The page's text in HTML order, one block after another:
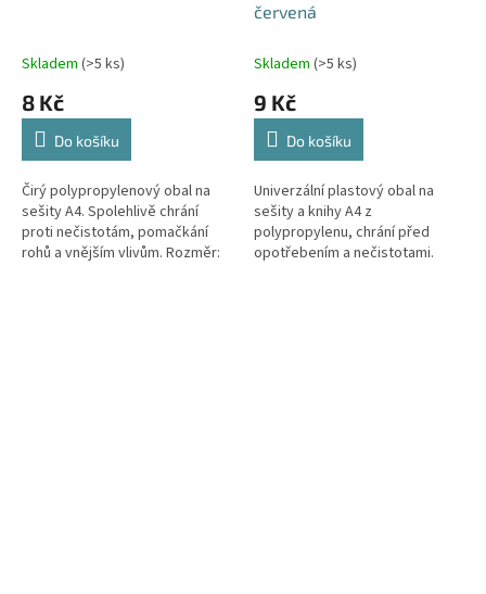
Skladem (>5 ks)
8 Kč
Do košíku
Čirý polypropylenový obal na
sešity A4. Spolehlivě chrání
proti nečistotám, pomačkání
rohů a vnějším vlivům. Rozměr:
červená
Skladem (>5 ks)
9 Kč
Do košíku
Univerzální plastový obal na
sešity a knihy A4 z
polypropylenu, chrání před
opotřebením a nečistotami.